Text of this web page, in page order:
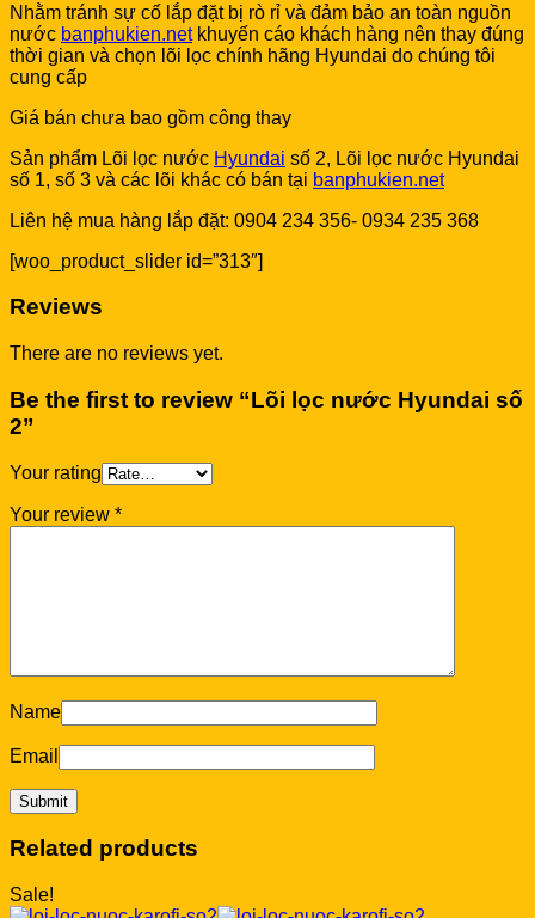
Nhằm tránh sự cố lắp đặt bị rò rỉ và đảm bảo an toàn nguồn
nước banphukien.netkhuyến cáo khách hàng nên thay đúng
thời gian và chọn lõi lọc chính hãng Hyundai do chúng tôi
cung cấp
Giá bán chưa bao gồm công thay
Sản phẩm Lõi lọc nước Hyundai số 2, Lõi lọc nước Hyundai
số 1, số 3 và các lõi khác có bán tại banphukien.net
Liên hệ mua hàng lắp đặt: 0904 234 356- 0934 235 368
[woo_product_slider id=”313″]
Reviews
There are no reviews yet.
Be the first to review “Lõi lọc nước Hyundai số
2”
Your rating
Your review *
Name
Email
Related products
Sale!